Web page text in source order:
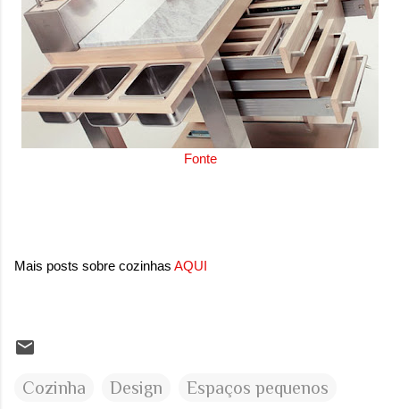
Fonte
Mais posts sobre cozinhas AQUI
Cozinha Design
Espaços pequenos